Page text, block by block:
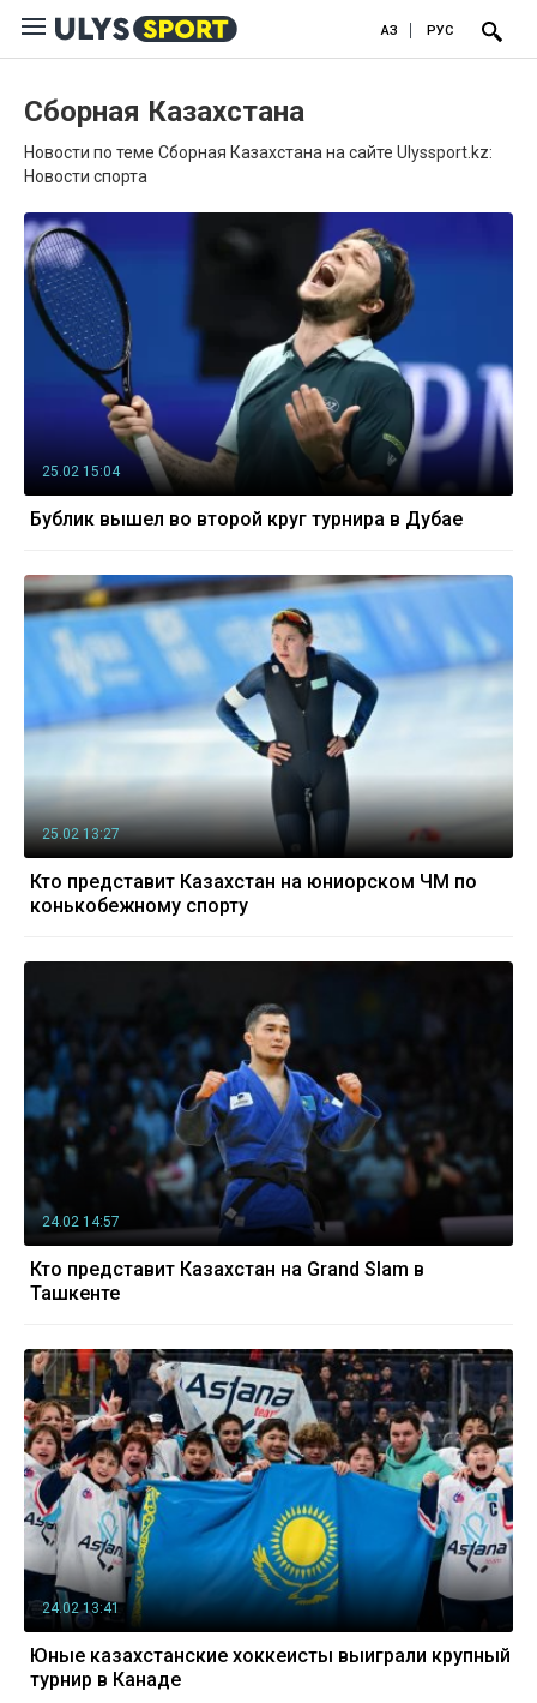
ҚАЗ РУС
Сборная Казахстана
Новости по теме Сборная Казахстана на сайте Ulyssport.kz:
Новости спорта
25.02 15:04
Бублик вышел во второй круг турнира в Дубае
25.02 13:27
Кто представит Казахстан на юниорском ЧМ по
конькобежному спорту
24.02 14:57
Кто представит Казахстан на Grand Slam в
Ташкенте
24.02 13:41
Юные казахстанские хоккеисты выиграли крупный
турнир в Канаде